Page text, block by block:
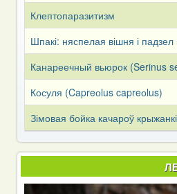
Клептопаразитизм
Шпакі: няспелая вішня і
Канареечный вьюрок (Serinus
Косуля (Capreоlus capreоlus)
Зімовая бойка качароў крыжанкі